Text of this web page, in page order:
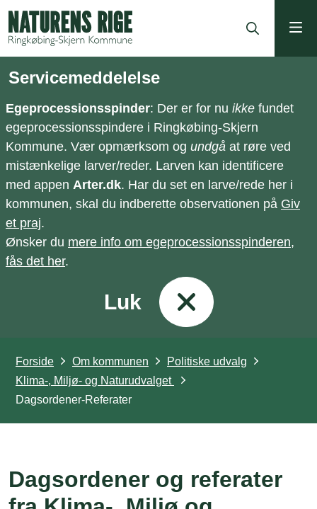
Servicemeddelelse
Egeprocessionsspinder: Der er for nu ikke fundet
egeprocessionsspindere i Ringkøbing-Skjern
Kommune. Vær opmærksom og undgå at røre ved
mistænkelige larver/reder. Larven kan identificere
med appen Arter.dk. Har du set en larve/rede her i
kommunen, skal du indberette observationen på Giv
et praj.
Ønsker du mere info om egeprocessionsspinderen,
fås det her.
Luk
Forside Om kommunen
Politiske udvalg
Klima-, Miljø- og Naturudvalget
Dagsordener-Referater
Dagsordener og referater